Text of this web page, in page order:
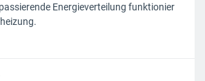
Energieverteilung funktionier